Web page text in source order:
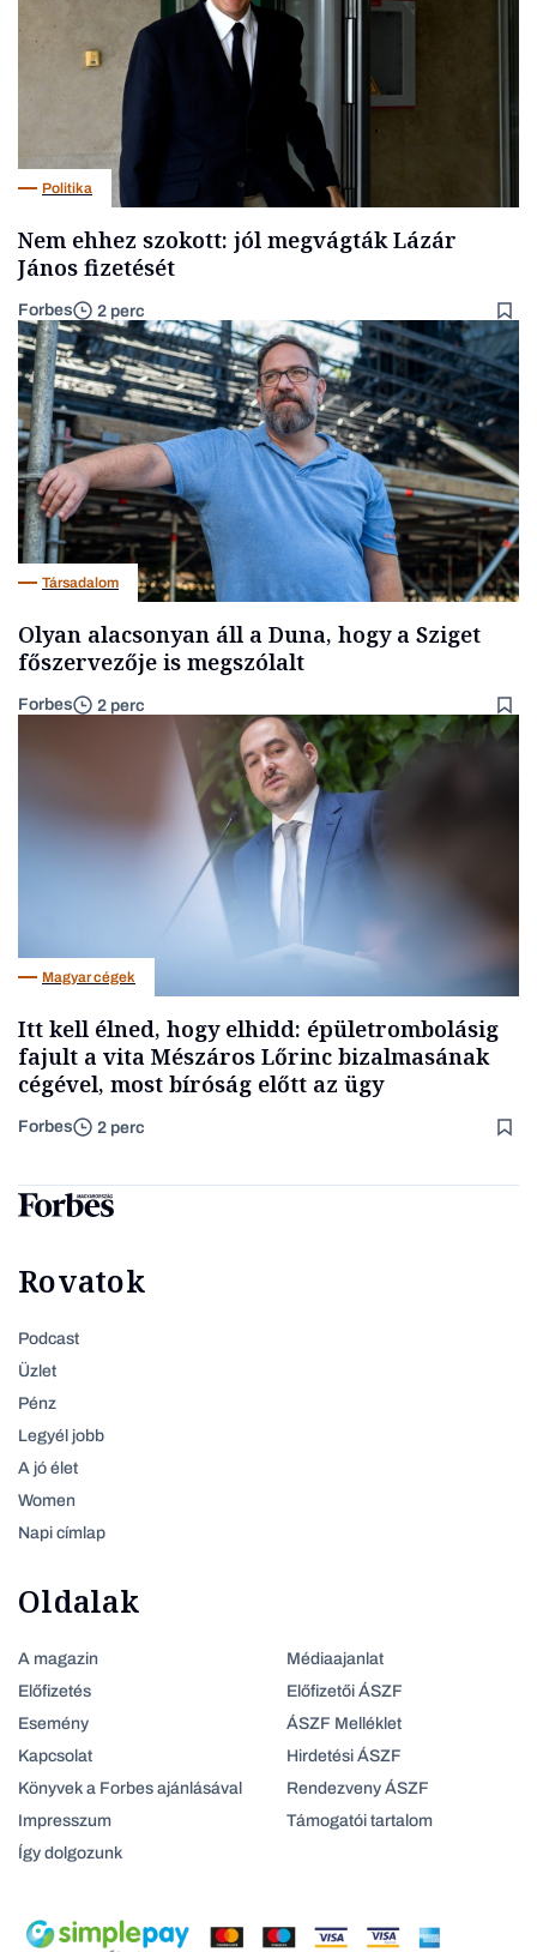
Politika
Nem ehhez szokott: jól megvágták Lázár
János fizetését
Forbes 2 perc
Társadalom
Olyan alacsonyan áll a Duna, hogy a Sziget
főszervezője is megszólalt
Forbes 2 perc
Magyar cégek
Itt kell élned, hogy elhidd: épületrombolásig
fajult a vita Mészáros Lőrinc bizalmasának
cégével, most bíróság előtt az ügy
Forbes 2 perc
Rovatok
Podcast
Üzlet
Pénz
Legyél jobb
A jó élet
Women
Napi címlap
Oldalak
A magazin
Előfizetés
Esemény
Kapcsolat
Könyvek a Forbes ajánlásával
Impresszum
Így dolgozunk
Médiaajanlat
Előfizetői ÁSZF
ÁSZF Melléklet
Hirdetési ÁSZF
Rendezveny ÁSZF
Támogatói tartalom